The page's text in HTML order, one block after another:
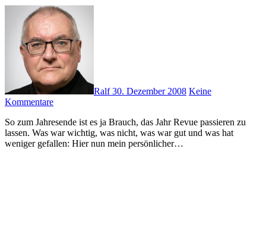
Ralf30. Dezember 2008 Keine
Kommentare
So zum Jahresende ist es ja Brauch, das Jahr Revue passieren zu
lassen. Was war wichtig, was nicht, was war gut und was hat
weniger gefallen: Hier nun mein persönlicher…